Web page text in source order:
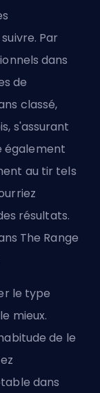
Par
dans
de
classé,
s'assurant
également
au tir tels
résultats.
The Range
le type
mieux.
de le
dans